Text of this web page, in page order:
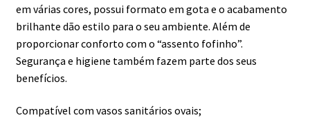
em várias cores, possui formato em gota e o acabamento
brilhante dão estilo para o seu ambiente. Além de
proporcionar conforto com o “assento fofinho”.
Segurança e higiene também fazem parte dos seus
benefícios.
Compatível com vasos sanitários ovais;